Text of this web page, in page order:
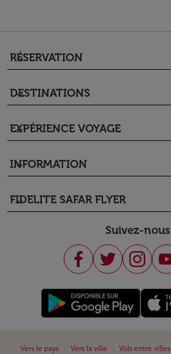
RÉSERVATION
keyboard_arrow_down
DESTINATIONS
keyboard_arrow_down
EXPÉRIENCE VOYAGE
keyboard_arrow_down
INFORMATION
keyboard_arrow_down
FIDELITE SAFAR FLYER
keyboard_arrow_down
Suivez-nous
Vers le pays Vers la ville Vols entre villes